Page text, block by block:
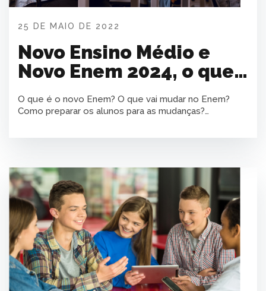
25 DE MAIO DE 2022
Novo Ensino Médio e
Novo Enem 2024, o que
muda?
O que é o novo Enem? O que vai mudar no Enem?
Como preparar os alunos para as mudanças?